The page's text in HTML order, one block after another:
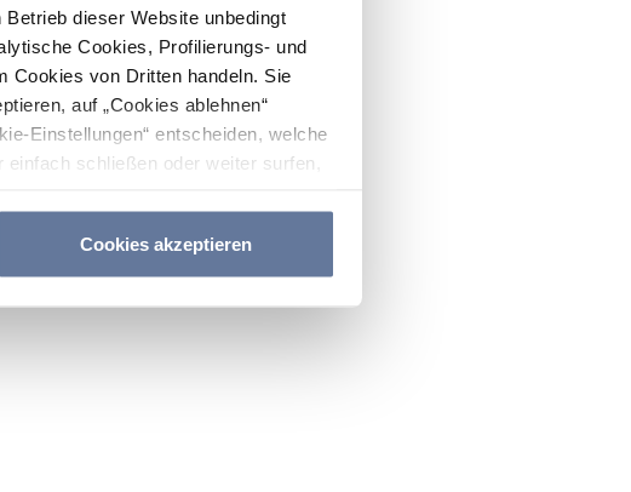
dieser Website unbedingt
Cookies, Profilierungs- und
Cookies von Dritten handeln. Sie
auf „Cookies ablehnen“
Einstellungen“ entscheiden, welche
schließen oder weiter surfen,
Cookies akzeptieren